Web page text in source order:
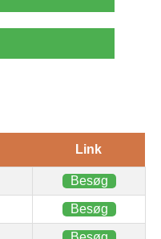
Link
Besøg
Besøg